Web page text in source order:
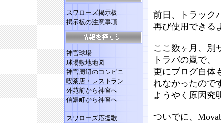
スワローズ掲示板
掲示板の注意事項
神宮球場
球場敷地地図
神宮周辺のコンビニ
喫茶店・レストラン
外苑前から神宮へ
信濃町から神宮へ
スワローズ応援歌
前日、トラック
再び使用できる
ここ数ヶ月、別
トラバの嵐で、
更にブログ自体
れなかったので
ようやく原因究
ついでに、